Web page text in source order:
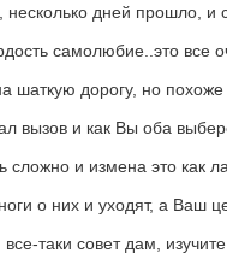
дней прошло, и
самолюбие..это все
шаткую дорогу, но
вызов и как Вы оба
сложно и измена это как
о них и уходят, а Ваш
таки совет дам, изучите